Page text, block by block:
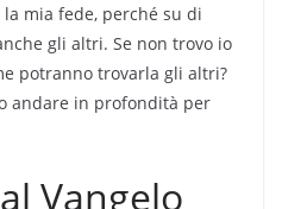
mia fede, perché su di
gli altri. Se non trovo io
potranno trovarla gli altri?
andare in profondità per
Vangelo